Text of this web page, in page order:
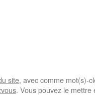
site, avec comme mot(s)-
. Vous pouvez le